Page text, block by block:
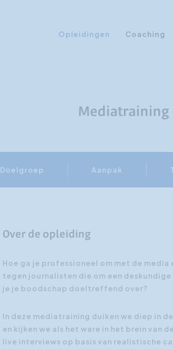
Opleidingen
Sales
Leiderschap
Social Media
HR
Coaching
Mediatraining
Doelgroep Aanpak
Over de opleiding
Hoe ga je professioneel om met de media
tegen journalisten die om een
je je boodschap doeltreffend over?
In deze mediatraining duiken we diep in
en kijken we als het ware in het brein van
live interviews op basis van realistische